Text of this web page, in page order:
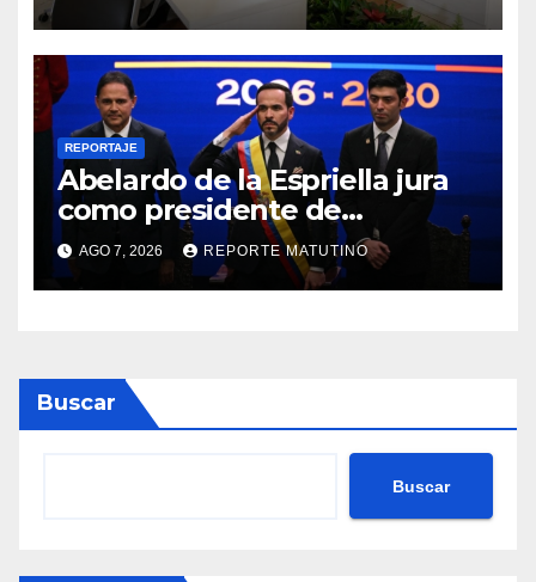
REPORTAJE
Abelardo de la Espriella jura
como presidente de
Colombia para el periodo
2026-2030
AGO 7, 2026 REPORTE MATUTINO
Buscar
Buscar